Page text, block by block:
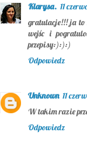
Klarysa. 11
gratulacje!!! ja to
wejśc i
przepisy:):):)
Odpowiedz
Unknown 11
W takim razie
Odpowiedz